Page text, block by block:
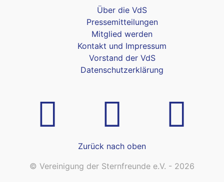
Über die VdS
Pressemitteilungen
Mitglied werden
Kontakt und Impressum
Vorstand der VdS
Datenschutzerklärung
Zurück nach oben
© Vereinigung der Sternfreunde e.V. - 2026